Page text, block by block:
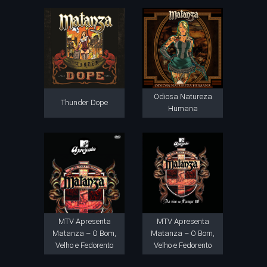
Thunder Dope
Odiosa Natureza
Humana
MTV Apresenta
Matanza – O Bom,
Velho e Fedorento
MTV Apresenta
Matanza – O Bom,
Velho e Fedorento